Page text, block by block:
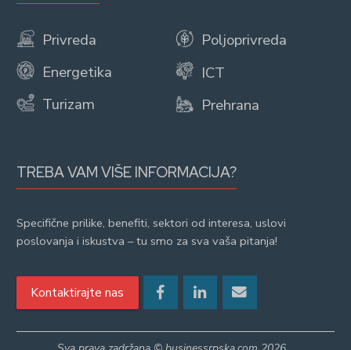
Privreda
Energetika
Turizam
Poljoprivreda
ICT
Prehrana
TREBA VAM VIŠE INFORMACIJA?
Specifične prilike, benefiti, sektori od interesa, uslovi
poslovanja i iskustva – tu smo za sva vaša pitanja!
Kontaktirajte nas